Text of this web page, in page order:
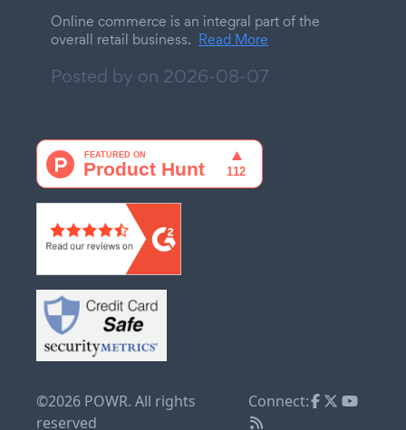
Online commerce is an integral part of the
overall retail business. Read More
Posted by on 2026-08-07
©2026 POWR. All rights
reserved
Connect: